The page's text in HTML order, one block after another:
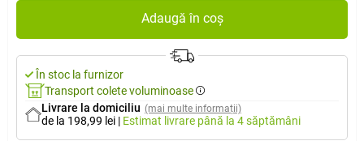
Adaugă în coș
În stoc la furnizor
Transport colete voluminoase
Livrare la domiciliu (mai multe informații)
de la 198,99 lei | Estimat livrare până la 4 săptămâni